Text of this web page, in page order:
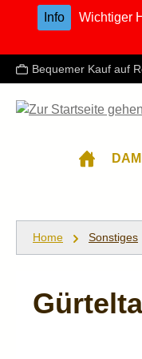
Hauptinhalt springen
Zur Suche springen
ZurInfo
Wichtiger
Bequemer Kauf auf
Home Sonstiges